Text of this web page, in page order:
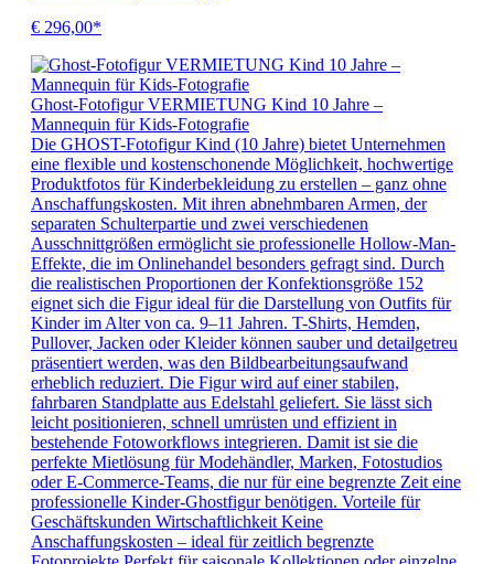
€ 296,00*
Ghost-Fotofigur VERMIETUNG Kind 10 Jahre –
Mannequin für Kids-Fotografie
Die GHOST-Fotofigur Kind (10 Jahre) bietet Unternehmen
eine flexible und kostenschonende Möglichkeit, hochwertige
Produktfotos für Kinderbekleidung zu erstellen – ganz ohne
Anschaffungskosten. Mit ihren abnehmbaren Armen, der
separaten Schulterpartie und zwei verschiedenen
Ausschnittgrößen ermöglicht sie professionelle Hollow-Man-
Effekte, die im Onlinehandel besonders gefragt sind. Durch
die realistischen Proportionen der Konfektionsgröße 152
eignet sich die Figur ideal für die Darstellung von Outfits für
Kinder im Alter von ca. 9–11 Jahren. T-Shirts, Hemden,
Pullover, Jacken oder Kleider können sauber und detailgetreu
präsentiert werden, was den Bildbearbeitungsaufwand
erheblich reduziert. Die Figur wird auf einer stabilen,
fahrbaren Standplatte aus Edelstahl geliefert. Sie lässt sich
leicht positionieren, schnell umrüsten und effizient in
bestehende Fotoworkflows integrieren. Damit ist sie die
perfekte Mietlösung für Modehändler, Marken, Fotostudios
oder E-Commerce-Teams, die nur für eine begrenzte Zeit eine
professionelle Kinder-Ghostfigur benötigen. Vorteile für
Geschäftskunden Wirtschaftlichkeit Keine
Anschaffungskosten – ideal für zeitlich begrenzte